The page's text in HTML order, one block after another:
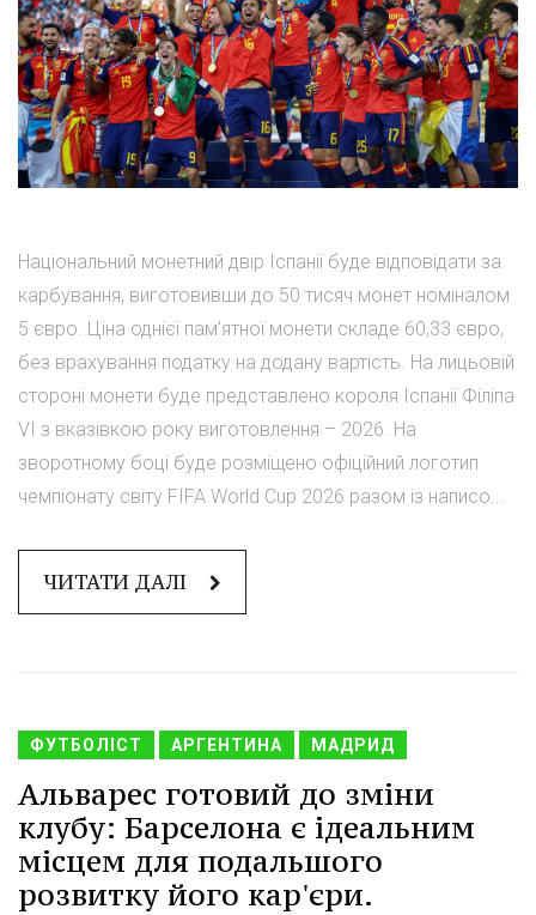
Національний монетний двір Іспанії буде відповідати за
карбування, виготовивши до 50 тисяч монет номіналом
5 євро. Ціна однієї пам'ятної монети складе 60,33 євро,
без врахування податку на додану вартість. На лицьовій
стороні монети буде представлено короля Іспанії Філіпа
VI з вказівкою року виготовлення – 2026. На
зворотному боці буде розміщено офіційний логотип
чемпіонату світу FIFA World Cup 2026 разом із написо...
ЧИТАТИ ДАЛІ
ФУТБОЛІСТ АРГЕНТИНА МАДРИД
Альварес готовий до зміни
клубу: Барселона є ідеальним
місцем для подальшого
розвитку його кар'єри.